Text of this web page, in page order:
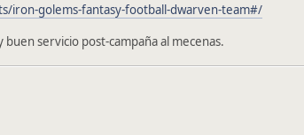
iron-golems-fantasy-football-dwarven-team#/
buen servicio post-campaña al mecenas.